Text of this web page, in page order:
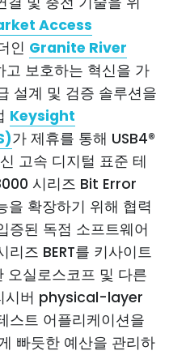
Access
인 Granite River
고 보호하는 혁신을 가
설계 및 검증 솔루션을
Keysight
가 제휴를 통해 USB4®
고속 디지털 표준 테
시리즈 Bit Error
확장하기 위해 협력
증된 독점 소프트웨어
즈 BERT를 키사이트
실로스코프 및 다른
시버 physical-layer
스트 어플리케이션을
빠듯한 예산을 관리하